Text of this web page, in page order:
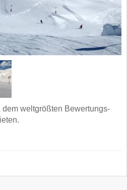
dem weltgrößten Bewertungs-